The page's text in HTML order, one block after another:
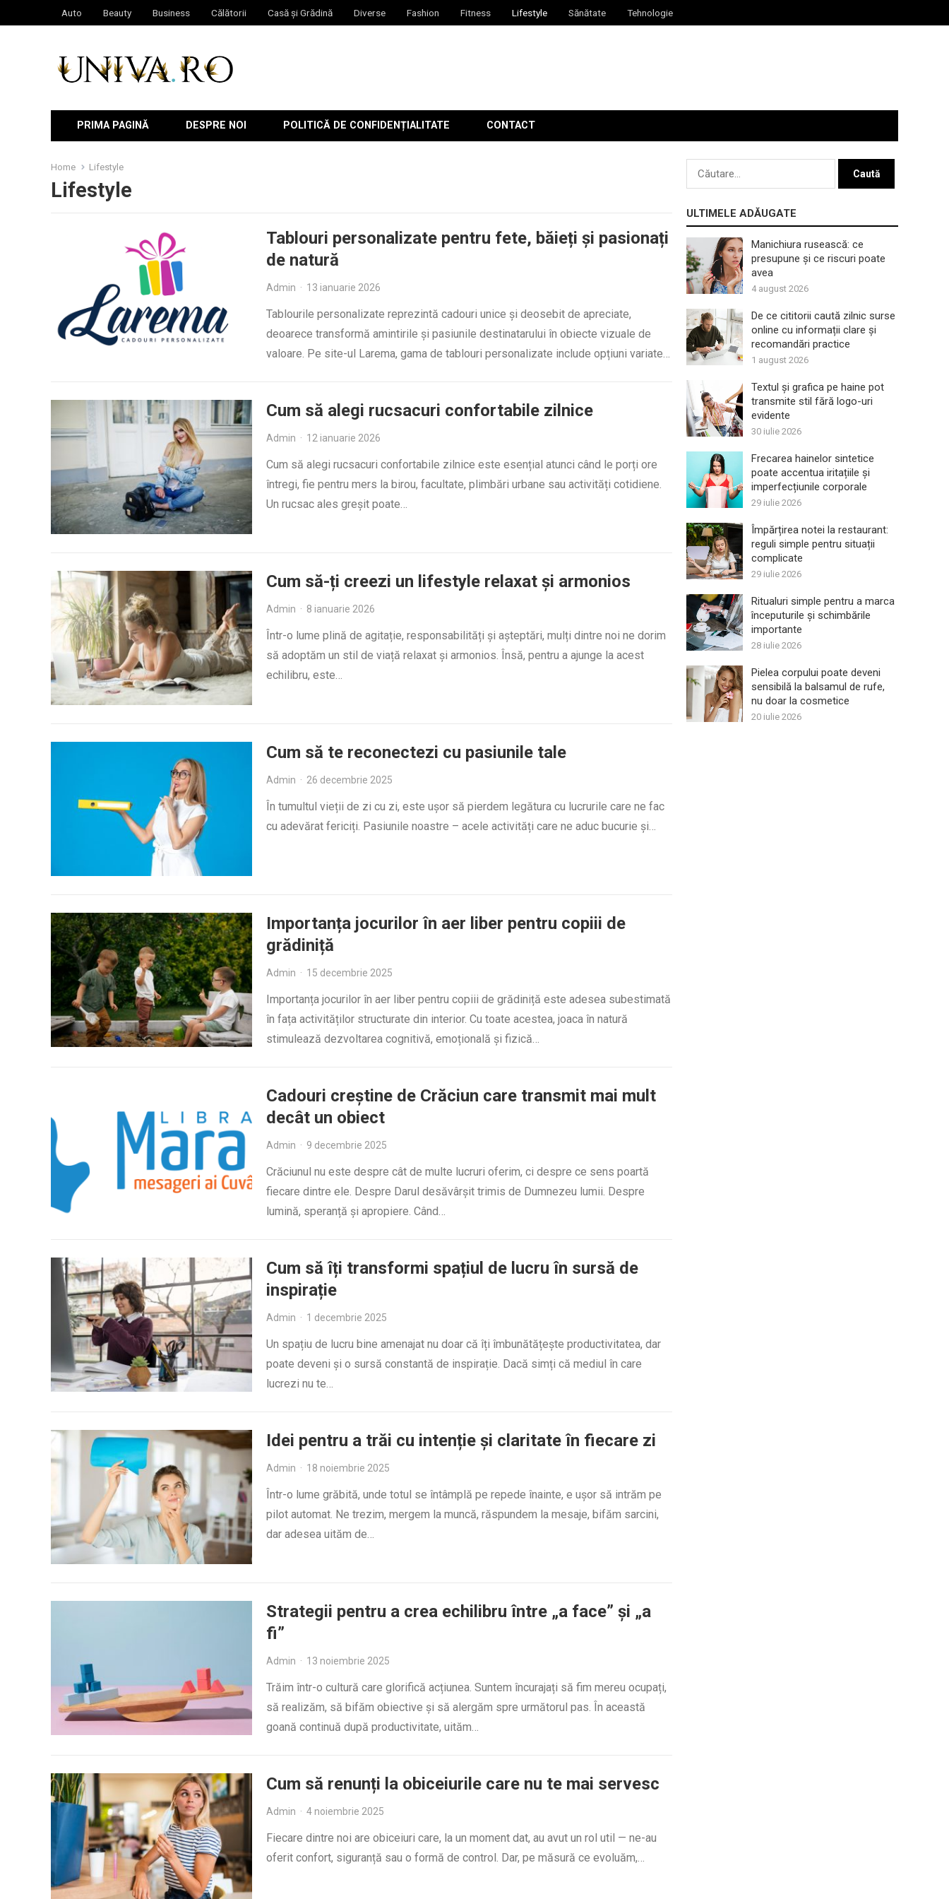
Auto Beauty Business Călătorii Casă și Grădină Diverse Fashion Fitness Lifestyle Sănătate Tehnologie
PRIMA PAGINĂ DESPRE NOI POLITICĂ DE CONFIDENȚIALITATE CONTACT
Home Lifestyle
Lifestyle
Tablouri personalizate pentru fete, băieți și pasionați
de natură
Admin · 13 ianuarie 2026
Tablourile personalizate reprezintă cadouri unice și deosebit de apreciate,
deoarece transformă amintirile și pasiunile destinatarului în obiecte vizuale de
valoare. Pe site-ul Larema, gama de tablouri personalizate include opțiuni variate…
Cum să alegi rucsacuri confortabile zilnice
Admin · 12 ianuarie 2026
Cum să alegi rucsacuri confortabile zilnice este esențial atunci când le porți ore
întregi, fie pentru mers la birou, facultate, plimbări urbane sau activități cotidiene.
Un rucsac ales greșit poate…
Cum să-ți creezi un lifestyle relaxat și armonios
Admin · 8 ianuarie 2026
Într-o lume plină de agitație, responsabilități și așteptări, mulți dintre noi ne dorim
să adoptăm un stil de viață relaxat și armonios. Însă, pentru a ajunge la acest
echilibru, este…
Cum să te reconectezi cu pasiunile tale
Admin · 26 decembrie 2025
În tumultul vieții de zi cu zi, este ușor să pierdem legătura cu lucrurile care ne fac
cu adevărat fericiți. Pasiunile noastre – acele activități care ne aduc bucurie și…
Importanța jocurilor în aer liber pentru copiii de
grădiniță
Admin · 15 decembrie 2025
Importanța jocurilor în aer liber pentru copiii de grădiniță este adesea subestimată
în fața activităților structurate din interior. Cu toate acestea, joaca în natură
stimulează dezvoltarea cognitivă, emoțională și fizică…
Cadouri creștine de Crăciun care transmit mai mult
decât un obiect
Admin · 9 decembrie 2025
Crăciunul nu este despre cât de multe lucruri oferim, ci despre ce sens poartă
fiecare dintre ele. Despre Darul desăvârșit trimis de Dumnezeu lumii. Despre
lumină, speranță și apropiere. Când…
Cum să îți transformi spațiul de lucru în sursă de
inspirație
Admin · 1 decembrie 2025
Un spațiu de lucru bine amenajat nu doar că îți îmbunătățește productivitatea, dar
poate deveni și o sursă constantă de inspirație. Dacă simți că mediul în care
lucrezi nu te…
Idei pentru a trăi cu intenție și claritate în fiecare zi
Admin · 18 noiembrie 2025
Într-o lume grăbită, unde totul se întâmplă pe repede înainte, e ușor să intrăm pe
pilot automat. Ne trezim, mergem la muncă, răspundem la mesaje, bifăm sarcini,
dar adesea uităm de…
Strategii pentru a crea echilibru între „a face” și „a
fi”
Admin · 13 noiembrie 2025
Trăim într-o cultură care glorifică acțiunea. Suntem încurajați să fim mereu ocupați,
să realizăm, să bifăm obiective și să alergăm spre următorul pas. În această
goană continuă după productivitate, uităm…
Cum să renunți la obiceiurile care nu te mai servesc
Admin · 4 noiembrie 2025
Fiecare dintre noi are obiceiuri care, la un moment dat, au avut un rol util — ne-au
oferit confort, siguranță sau o formă de control. Dar, pe măsură ce evoluăm,…
Caută
ULTIMELE ADĂUGATE
Manichiura rusească: ce
presupune și ce riscuri poate
avea
4 august 2026
De ce cititorii caută zilnic surse
online cu informații clare și
recomandări practice
1 august 2026
Textul și grafica pe haine pot
transmite stil fără logo-uri
evidente
30 iulie 2026
Frecarea hainelor sintetice
poate accentua iritațiile și
imperfecțiunile corporale
29 iulie 2026
Împărțirea notei la restaurant:
reguli simple pentru situații
complicate
29 iulie 2026
Ritualuri simple pentru a marca
începuturile și schimbările
importante
28 iulie 2026
Pielea corpului poate deveni
sensibilă la balsamul de rufe,
nu doar la cosmetice
20 iulie 2026